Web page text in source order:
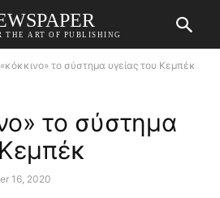
THE ART OF PUBLISHING
το σύστημα υγείας του Κεμπέκ
το σύστημα
16, 2020